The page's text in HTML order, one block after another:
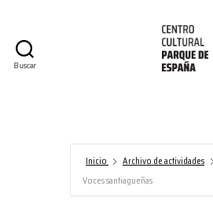
Buscar
Inicio Archivo de actividades
Voces santiagueñas